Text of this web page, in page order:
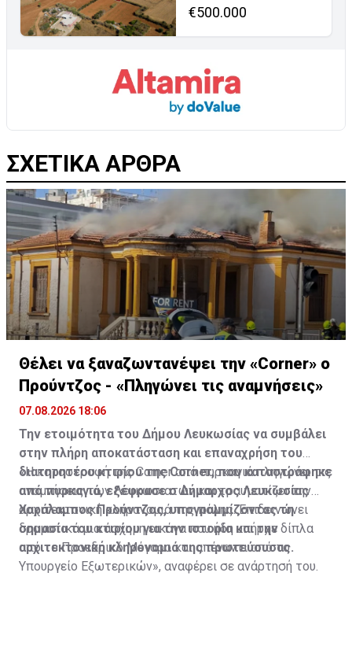
€500.000
ΣΧΕΤΙΚΑ ΑΡΘΡΑ
Θέλει να ξαναζωντανέψει την «Corner» o
Προύντζος - «Πληγώνει τις αναμνήσεις»
07.08.2026 18:06
Την ετοιμότητα του Δήμου Λευκωσίας να συμβάλει
στην πλήρη αποκατάσταση και επαναχρήση του
διατηρητέου κτιρίου της Corner, που καταστράφηκε
από πυρκαγιά, εξέφρασε ο Δήμαρχος Λευκωσίας
Χαράλαμπος Προύντζος, υπογραμμίζοντας τη
σημασία του κτιρίου για την ιστορία και την
αρχιτεκτονική κληρονομιά της πρωτεύουσας.
«Η καταστροφή της Corner από πυρκαγιά πληγώνει τις
αναμνήσεις των Λευκωσιατών και τραυματίζει την
αρχιτεκτονική κληρονομιά της πόλης. Επιδεινώνει
δραματικά μια άσχημη εικόνα που ήδη υπήρχε δίπλα
από το Προεδρικό Μέγαρο και απέναντι από το
Υπουργείο Εξωτερικών», αναφέρει σε ανάρτησή του.